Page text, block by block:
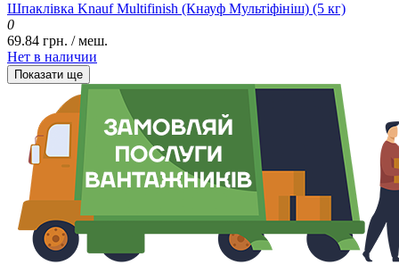
Шпаклівка Knauf Multifinish (Кнауф Мультіфініш) (5 кг)
0
69.84 грн. / меш.
Нет в наличии
Показати ще